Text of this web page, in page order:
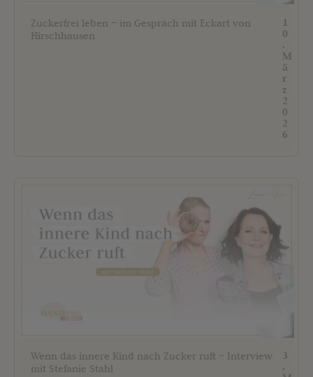
Zuckerfrei leben – im Gespräch mit Eckart von
Hirschhausen
1
0
.
M
ä
r
z
2
0
2
6
Wenn das innere Kind nach Zucker ruft – Interview
mit Stefanie Stahl
3
.